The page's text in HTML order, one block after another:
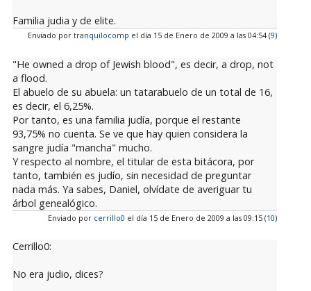
Familia judia y de elite.
Enviado por tranquilocomp el día 15 de Enero de 2009 a las 04:54 (9)
"He owned a drop of Jewish blood", es decir, a drop, not
a flood.
El abuelo de su abuela: un tatarabuelo de un total de 16,
es decir, el 6,25%.
Por tanto, es una familia judía, porque el restante
93,75% no cuenta. Se ve que hay quien considera la
sangre judía "mancha" mucho.
Y respecto al nombre, el titular de esta bitácora, por
tanto, también es judío, sin necesidad de preguntar
nada más. Ya sabes, Daniel, olvídate de averiguar tu
árbol genealógico.
Enviado por cerrillo0 el día 15 de Enero de 2009 a las 09:15 (10)
Cerrillo0:
No era judio, dices?